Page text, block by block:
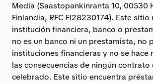
Media (Saastopankinranta 10, 00530
Finlandia, RFC FI28230174). Este sitio
institución financiera, banco o
no es un banco ni un prestamista, no
instituciones financieras y no se hace
las consecuencias de ningún
celebrado. Este sitio encuentra